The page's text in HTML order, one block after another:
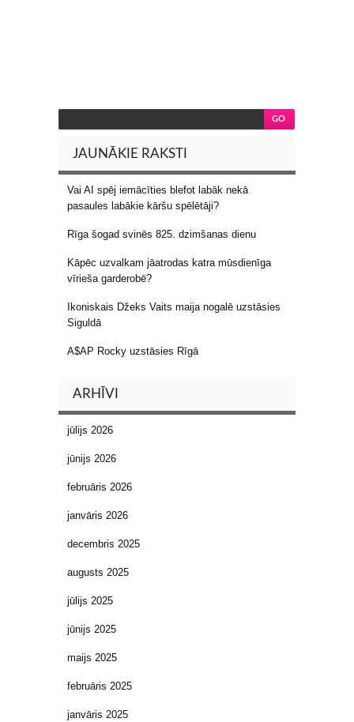
JAUNĀKIE RAKSTI
Vai AI spēj iemācīties blefot labāk nekā
pasaules labākie kāršu spēlētāji?
Rīga šogad svinēs 825. dzimšanas dienu
Kāpēc uzvalkam jāatrodas katra mūsdienīga
vīrieša garderobē?
Ikoniskais Džeks Vaits maija nogalē uzstāsies
Siguldā
A$AP Rocky uzstāsies Rīgā
ARHĪVI
jūlijs 2026
jūnijs 2026
februāris 2026
janvāris 2026
decembris 2025
augusts 2025
jūlijs 2025
jūnijs 2025
maijs 2025
februāris 2025
janvāris 2025